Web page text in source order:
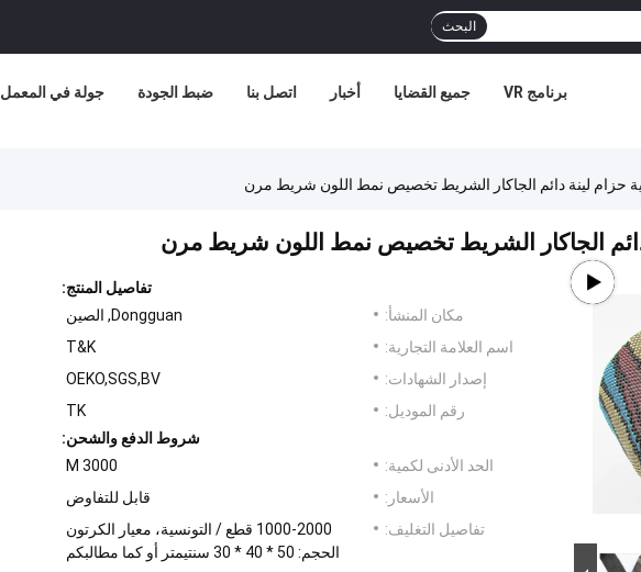
البحث
جولة في المعمل ضبط الجودة اتصل بنا أخبار جميع القضايا برنامج VR
حزام لينة دائم الجاكار الشريط تخصيص نمط اللون شريط مرن
دائم الجاكار الشريط تخصيص نمط اللون شريط مرن
تفاصيل المنتج:
مكان المنشأ:
Dongguan, الصين
اسم العلامة التجارية:
T&K
إصدار الشهادات:
OEKO,SGS,BV
رقم الموديل:
TK
شروط الدفع والشحن:
الحد الأدنى لكمية:
3000 M
الأسعار:
قابل للتفاوض
تفاصيل التغليف:
1000-2000 قطع / التونسية، معيار الكرتون
الحجم: 50 * 40 * 30 سنتيمتر أو كما مطالبكم